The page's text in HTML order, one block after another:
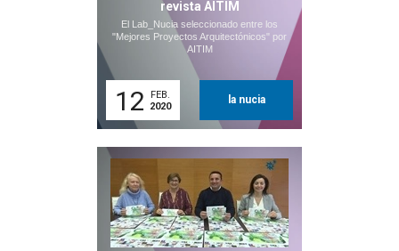
revista AITIM
El Lab_Nucia seleccionado entre los
"Mejores Proyectos Arquitectónicos" por
AITIM
12
FEB.
2020
la nucia